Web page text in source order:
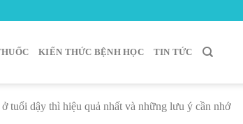
KIẾN THỨC BỆNH HỌC TIN TỨC
tuổi dậy thì hiệu quả nhất và những lưu ý cần nhớ